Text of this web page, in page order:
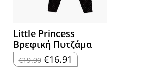
Little Princess
Βρεφική Πυτζάμα
€19.90 Original
price
€16.91 Η
τρέχουσα